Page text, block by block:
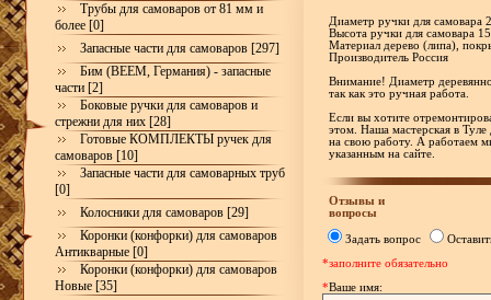
Трубы для самоваров от 81 мм и
более [0]
Запасные части для самоваров [297]
Бим (BEEM, Германия) - запасные
части [2]
Боковые ручки для самоваров и
стрежни для них [28]
Готовые КОМПЛЕКТЫ ручек для
самоваров [10]
Запасные части для самоварных труб
[0]
Колосники для самоваров [29]
Коронки (конфорки) для самоваров
Антикварные [0]
Коронки (конфорки) для самоваров
Новые [35]
Диаметр ручки для самовара
Высота ручки для самовара
Материал дерево (липа),
Производитель Россия
Внимание! Диаметр
так как это ручная работа.
Если вы хотите
этом. Наша мастерская в
на свою работу. А работаем
указанным на сайте.
Отзывы и
вопросы
Задать вопрос
*заполните обязательно
*Ваше имя: